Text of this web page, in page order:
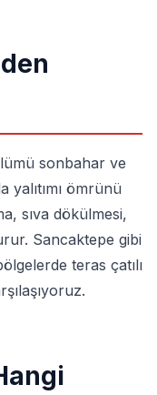
sonbahar ve
yalıtımı ömrünü
sıva dökülmesi,
Sancaktepe gibi
teras çatılı